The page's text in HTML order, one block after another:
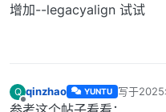
增加--legacyalign 试试
Q
离线
qinzhao YUNTU 写于2025
最后由 编